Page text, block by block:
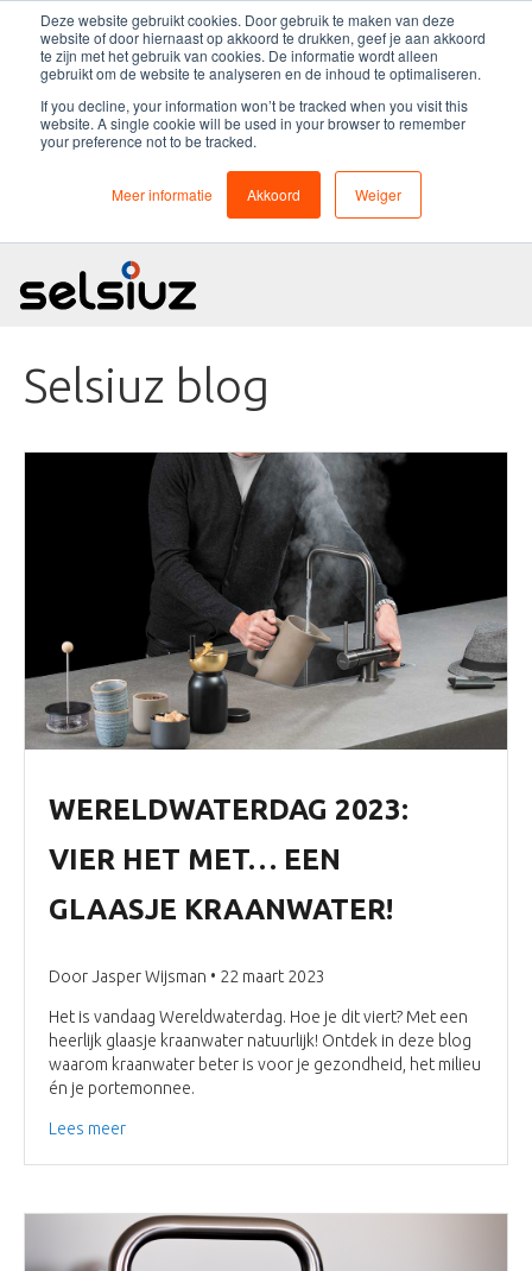
Deze website gebruikt cookies. Door gebruik te maken van deze
website of door hiernaast op akkoord te drukken, geef je aan akkoord
te zijn met het gebruik van cookies. De informatie wordt alleen
gebruikt om de website te analyseren en de inhoud te optimaliseren.
If you decline, your information won’t be tracked when you visit this
website. A single cookie will be used in your browser to remember
your preference not to be tracked.
Meer informatie Akkoord Weiger
Selsiuz
Kokend water kraan
Nieuws
Dealers
Collectie
Webshop onderdelen
Blog
Inloggen
Selsiuz blog
WERELDWATERDAG 2023:
VIER HET MET… EEN
GLAASJE KRAANWATER!
Door Jasper Wijsman • 22 maart 2023
Het is vandaag Wereldwaterdag. Hoe je dit viert? Met een
heerlijk glaasje kraanwater natuurlijk! Ontdek in deze blog
waarom kraanwater beter is voor je gezondheid, het milieu
én je portemonnee.
Lees meer